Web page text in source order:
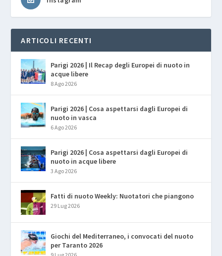
ARTICOLI RECENTI
Parigi 2026 | Il Recap degli Europei di nuoto in
acque libere
8 Ago 2026
Parigi 2026 | Cosa aspettarsi dagli Europei di
nuoto in vasca
6 Ago 2026
Parigi 2026 | Cosa aspettarsi dagli Europei di
nuoto in acque libere
3 Ago 2026
Fatti di nuoto Weekly: Nuotatori che piangono
29 Lug 2026
Giochi del Mediterraneo, i convocati del nuoto
per Taranto 2026